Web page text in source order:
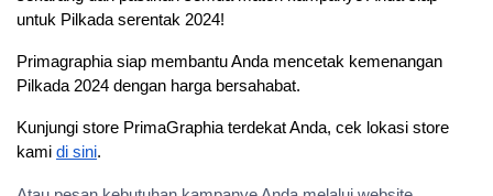
untuk Pilkada serentak 2024!
Primagraphia siap membantu Anda mencetak kemenangan
Pilkada 2024 dengan harga bersahabat.
Kunjungi store PrimaGraphia terdekat Anda, cek lokasi store
kami di sini.